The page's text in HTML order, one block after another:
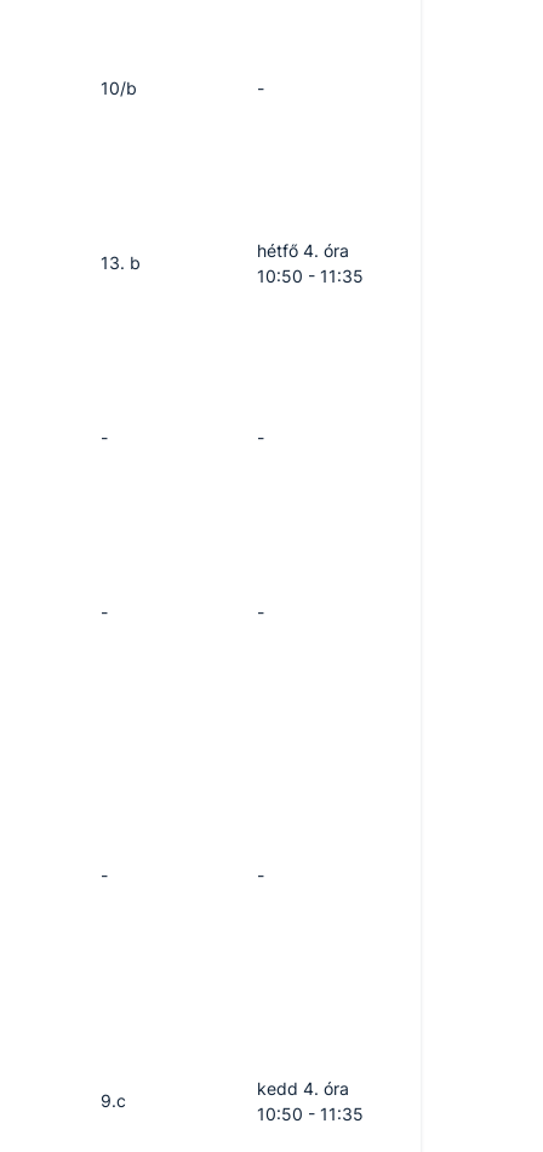
10/b -
13. b
hétfő 4. óra
10:50 - 11:35
- -
- -
- -
9.c
kedd 4. óra
10:50 - 11:35